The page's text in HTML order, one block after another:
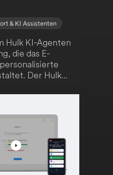
& KI Assistenten
Hulk KI-Agenten
die das E-
Der Hulk
und die
seinen